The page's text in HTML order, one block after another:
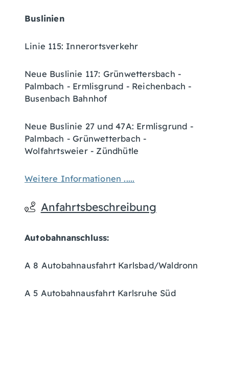
Buslinien
Linie 115: Innerortsverkehr
Neue Buslinie 117: Grünwettersbach -
Palmbach - Ermlisgrund - Reichenbach -
Busenbach Bahnhof
Neue Buslinie 27 und 47A: Ermlisgrund -
Palmbach - Grünwetterbach -
Wolfahrtsweier - Zündhütle
Weitere Informationen .....
Anfahrtsbeschreibung
Autobahnanschluss:
A 8 Autobahnausfahrt Karlsbad/Waldronn
A 5 Autobahnausfahrt Karlsruhe Süd